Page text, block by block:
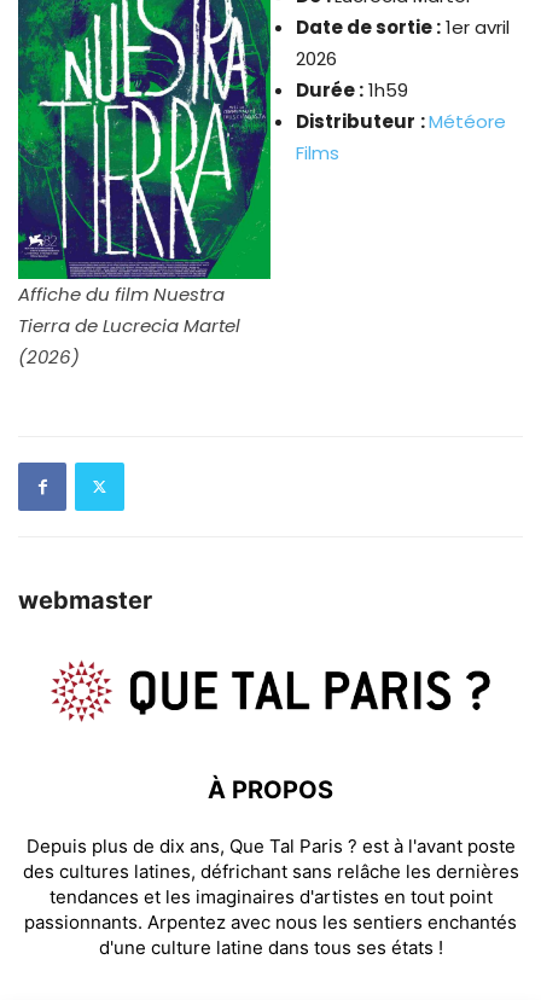
Affiche du film Nuestra
Tierra de Lucrecia Martel
(2026)
Date de sortie :1er avril
2026
Durée :1h59
Distributeur :Météore
Films
webmaster
À PROPOS
Depuis plus de dix ans, Que Tal Paris ? est à l'avant poste
des cultures latines, défrichant sans relâche les dernières
tendances et les imaginaires d'artistes en tout point
passionnants. Arpentez avec nous les sentiers enchantés
d'une culture latine dans tous ses états !